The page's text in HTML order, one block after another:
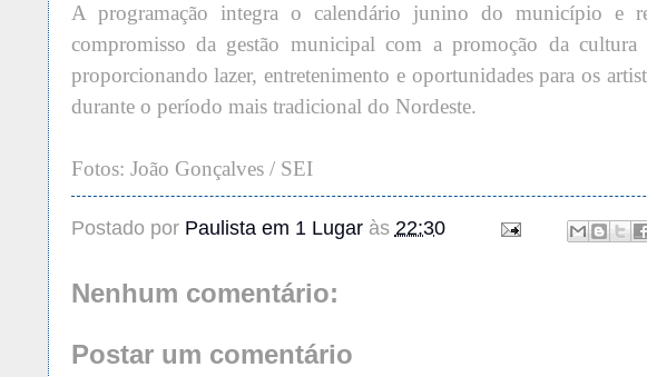
A programação integra o calendário junino do município e
compromisso da gestão municipal com a promoção da cultura
proporcionando lazer, entretenimento e oportunidades para os
durante o período mais tradicional do Nordeste.
Fotos: João Gonçalves / SEI
Postado por Paulista em 1 Lugar às 22:30
Nenhum comentário:
Postar um comentário